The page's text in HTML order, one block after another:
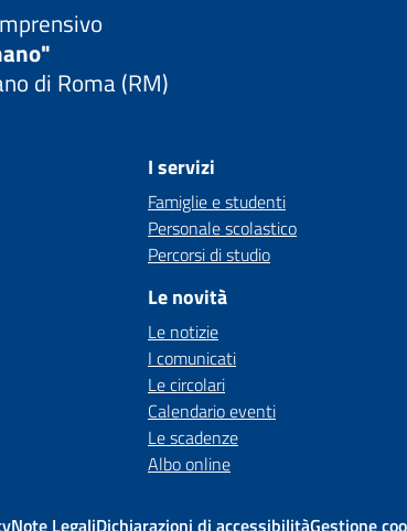
di Roma (RM)
I servizi
Famiglie e studenti
Personale scolastico
Percorsi di studio
Le novità
Le notizie
I comunicati
Le circolari
Calendario eventi
Le scadenze
Albo online
Note LegaliDichiarazioni di accessibilitàGestione